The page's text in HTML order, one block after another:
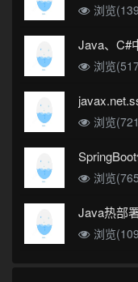
浏览
Java、C#
浏览
浏览
浏览
Java热部
浏览